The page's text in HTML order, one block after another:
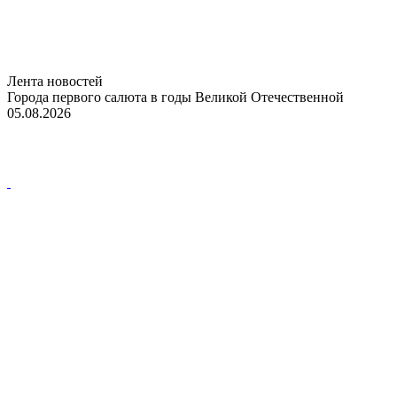
Лента новостей
Города первого салюта в годы Великой Отечественной
05.08.2026